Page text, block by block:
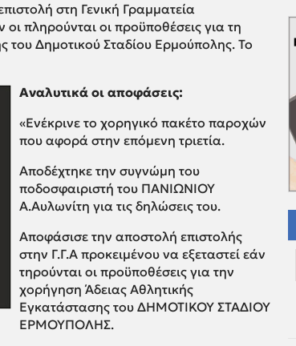
στη Γενική Γραμματεία
πληρούνται οι προϋποθέσεις για τη
του Δημοτικού Σταδίου Ερμούπολης. Το
Αναλυτικά οι αποφάσεις:
«Ενέκρινε το χορηγικό πακέτο παροχών
που αφορά στην επόμενη τριετία.
Αποδέχτηκε την συγνώμη του
ποδοσφαιριστή του ΠΑΝΙΩΝΙΟΥ
Α.Αυλωνίτη για τις δηλώσεις του.
Αποφάσισε την αποστολή επιστολής
στην Γ.Γ.Α προκειμένου να εξεταστεί εάν
τηρούνται οι προϋποθέσεις για την
χορήγηση Άδειας Αθλητικής
Εγκατάστασης του ΔΗΜΟΤΙΚΟΥ ΣΤΑΔΙΟΥ
ΕΡΜΟΥΠΟΛΗΣ.